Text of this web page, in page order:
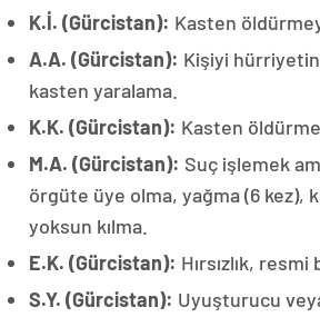
K.İ. (Gürcistan): Kasten
A.A. (Gürcistan): Kişiyi
kasten yaralama.
K.K. (Gürcistan): Kasten
M.A. (Gürcistan): Suç işlemek
örgüte üye olma, yağma (6 kez),
yoksun kılma.
E.K. (Gürcistan): Hırsızlık,
S.Y. (Gürcistan): Uyuşturucu